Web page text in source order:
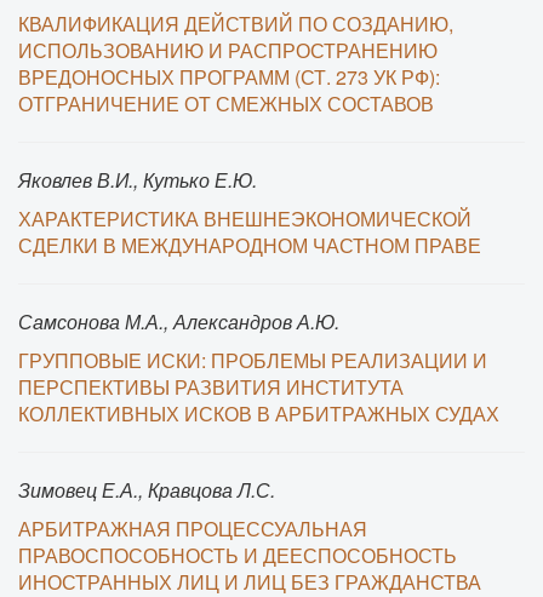
КВАЛИФИКАЦИЯ ДЕЙСТВИЙ ПО СОЗДАНИЮ,
ИСПОЛЬЗОВАНИЮ И РАСПРОСТРАНЕНИЮ
ВРЕДОНОСНЫХ ПРОГРАММ (СТ. 273 УК РФ):
ОТГРАНИЧЕНИЕ ОТ СМЕЖНЫХ СОСТАВОВ
Яковлев В.И., Кутько Е.Ю.
ХАРАКТЕРИСТИКА ВНЕШНЕЭКОНОМИЧЕСКОЙ
СДЕЛКИ В МЕЖДУНАРОДНОМ ЧАСТНОМ ПРАВЕ
Самсонова М.А., Александров А.Ю.
ГРУППОВЫЕ ИСКИ: ПРОБЛЕМЫ РЕАЛИЗАЦИИ И
ПЕРСПЕКТИВЫ РАЗВИТИЯ ИНСТИТУТА
КОЛЛЕКТИВНЫХ ИСКОВ В АРБИТРАЖНЫХ СУДАХ
Зимовец Е.А., Кравцова Л.С.
АРБИТРАЖНАЯ ПРОЦЕССУАЛЬНАЯ
ПРАВОСПОСОБНОСТЬ И ДЕЕСПОСОБНОСТЬ
ИНОСТРАННЫХ ЛИЦ И ЛИЦ БЕЗ ГРАЖДАНСТВА